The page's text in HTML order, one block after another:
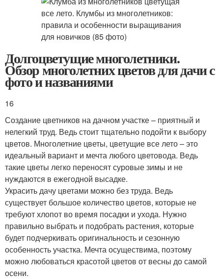
Долгоцветущие многолетники.
Обзор многолетних цветов для дачи с
фото и названиями
16
Создание цветников на дачном участке – приятный и
нелегкий труд. Ведь стоит тщательно подойти к выбору
цветов. Многолетние цветы, цветущие все лето – это
идеальный вариант и мечта любого цветовода. Ведь
такие цветы легко переносят суровые зимы и не
нуждаются в ежегодной высадке.
Украсить дачу цветами можно без труда. Ведь
существует большое количество цветов, которые не
требуют хлопот во время посадки и ухода. Нужно
правильно выбрать и подобрать растения, которые
будет подчеркивать оригинальность и сезонную
особенность участка. Мечта осуществима, поэтому
можно любоваться красотой цветов от весны до самой
осени.